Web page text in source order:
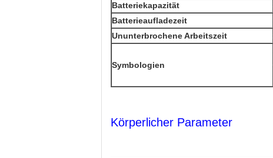
Batteriekapazität
Batterieaufladezeit
Ununterbrochene Arbeitszeit
Symbologien
Körperlicher Parameter